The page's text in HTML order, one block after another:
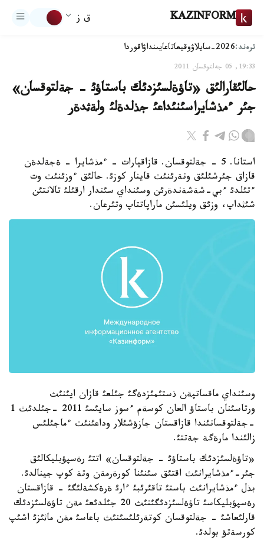
KAZINFORM ق ز
ترەند:2026-سايلاۋ وقيعاتاعايىنداۋاقوردا
19:33, 05 جەلتوقسان 2011
حالئقارالئق «تاؤةلسئزدئك باستاؤئ - جةلتوقسان»
جئر ءمذشايراسئنئداعئ جذلدةلئ ولةثدةر
استانا. 5 - جةلتوقسان. قازاقپارات - ءمذشايرا - ةجةلدةن
قازاق جئرشئلئق ونةرئنئث قاينار كوزئ. حالئق ءوزئنئث وت
ءتئلدئ ءبي-شةشةندةرئن وسئنداي سئندار ارقئلئ تالانتئن
شئثداپ، وزئق ويلئسئن ماراپاتتاپ وتئرعان.
وسئنداي ماقساتپةن ذستئمئزدةگئ جئلعئ قازان ايئنئث
ورتاسئنان باستاؤ العان كوسةم ءسوز سايئسئ 2011 -جئلدئث 1
-جةلتوقسانئندا قازاقستان جازؤشئلار وداعئنئث ءماجئلئس
زالئندا مارةگة جةتتئ.
«تاؤةلسئزدئك باستاؤئ - جةلتوقسان» اتتئ رةسپؤبليكالئق
جئر-ءمذشايرانئث اقتئق سئنئنا كورةرمةن وتة كوپ جينالدئ.
بذل ءمذشايرانئث باستئ تاقئرئبئ ءارئ ةرةكشةلئگئ - قازاقستان
رةسپؤبليكاسئ تاؤةلسئزدئگئنئث 20 جئلدئعئ مةن تاؤةلسئزدئك
قارلئعاشئ - جةلتوقسان كوتةرئلئسئنئث باعاسئ مةن ماثئزئ اشئپ
كورسةتؤ بولدئ.